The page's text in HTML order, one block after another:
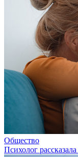
Общество
Психолог